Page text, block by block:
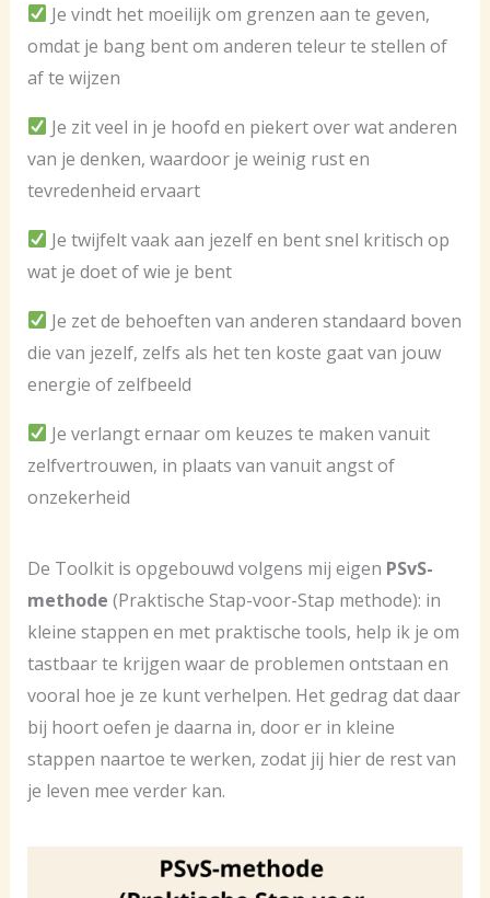
Je vindt het moeilijk om grenzen aan te geven,
omdat je bang bent om anderen teleur te stellen of
af te wijzen
Je zit veel in je hoofd en piekert over wat anderen
van je denken, waardoor je weinig rust en
tevredenheid ervaart
Je twijfelt vaak aan jezelf en bent snel kritisch op
wat je doet of wie je bent
Je zet de behoeften van anderen standaard boven
die van jezelf, zelfs als het ten koste gaat van jouw
energie of zelfbeeld
Je verlangt ernaar om keuzes te maken vanuit
zelfvertrouwen, in plaats van vanuit angst of
onzekerheid
De Toolkit is opgebouwd volgens mij eigen PSvS-
methode (Praktische Stap-voor-Stap methode): in
kleine stappen en met praktische tools, help ik je om
tastbaar te krijgen waar de problemen ontstaan en
vooral hoe je ze kunt verhelpen. Het gedrag dat daar
bij hoort oefen je daarna in, door er in kleine
stappen naartoe te werken, zodat jij hier de rest van
je leven mee verder kan.